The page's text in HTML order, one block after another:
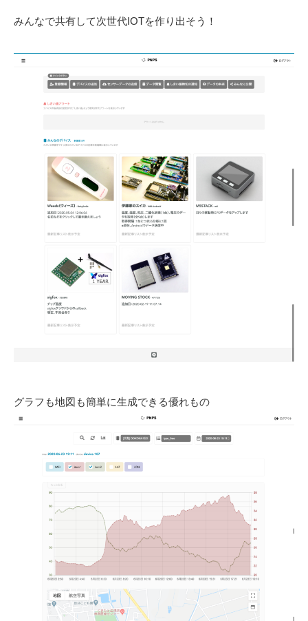
みんなで共有して次世代IOTを作り出そう！
グラフも地図も簡単に生成できる優れもの